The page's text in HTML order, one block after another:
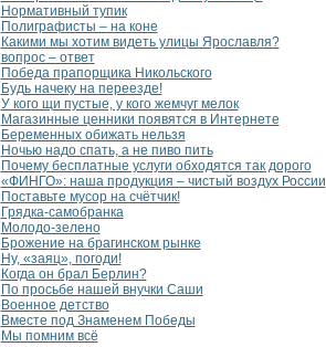
Нормативный тупик
Полиграфисты – на коне
Какими мы хотим видеть улицы Ярославля?
вопрос – ответ
Победа прапорщика Никольского
Будь начеку на переезде!
У кого щи пустые, у кого жемчуг мелок
Магазинные ценники появятся в Интернете
Беременных обижать нельзя
Ночью надо спать, а не пиво пить
Почему бесплатные услуги обходятся так дорого
«ФИНГО»: наша продукция – чистый воздух России
Поставьте мусор на счётчик!
Грядка-самобранка
Молодо-зелено
Брожение на брагинском рынке
Ну, «заяц», погоди!
Когда он брал Берлин?
По просьбе нашей внучки Саши
Военное детство
Вместе под Знаменем Победы
Мы помним всё